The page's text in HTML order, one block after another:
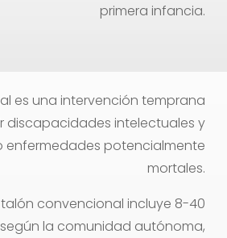
primera infancia.
es una intervención temprana
discapacidades intelectuales y
enfermedades potencialmente
mortales.
convencional incluye 8-40
la comunidad autónoma,